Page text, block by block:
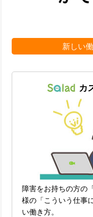
新しい
カ
障害をお持ちの方の
様の「こういう仕事
い働き方。